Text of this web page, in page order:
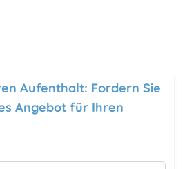
Aufenthalt: Fordern Sie
Angebot für Ihren